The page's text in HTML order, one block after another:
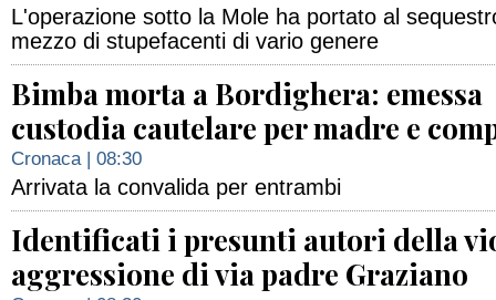
L'operazione sotto la Mole ha portato al
mezzo di stupefacenti di vario genere
Bimba morta a Bordighera: emessa
custodia cautelare per madre e
Cronaca| 08:30
Arrivata la convalida per entrambi
Identificati i presunti autori della
aggressione di via padre Graziano